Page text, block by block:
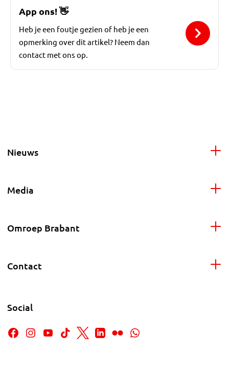
App ons!👋
Heb je een foutje gezien of heb je een
opmerking over dit artikel? Neem dan
contact met ons op.
Nieuws
Media
Omroep Brabant
Contact
Social